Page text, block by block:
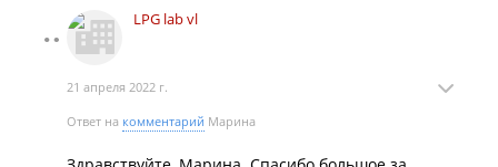
LPG lab vl
21 апреля 2022 г.
Ответ на комментарий Марина